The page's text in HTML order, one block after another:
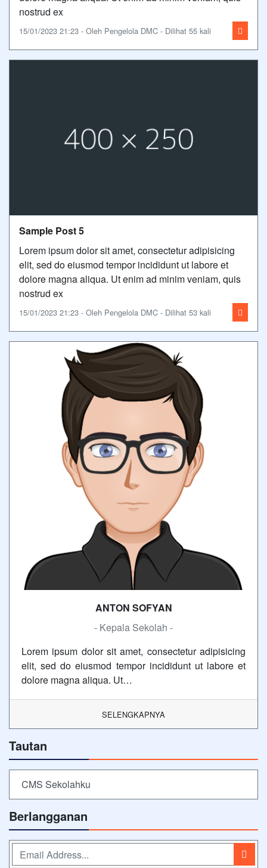
nostrud ex
15/01/2023 21:23 - Oleh Pengelola DMC - Dilihat 55 kali
Sample Post 5
Lorem ipsum dolor sit amet, consectetur adipisicing
elit, sed do eiusmod tempor incididunt ut labore et
dolore magna aliqua. Ut enim ad minim veniam, quis
nostrud ex
15/01/2023 21:23 - Oleh Pengelola DMC - Dilihat 53 kali
ANTON SOFYAN
- Kepala Sekolah -
Lorem ipsum dolor sit amet, consectetur adipisicing
elit, sed do eiusmod tempor incididunt ut labore et
dolore magna aliqua. Ut…
SELENGKAPNYA
Tautan
CMS Sekolahku
Berlangganan